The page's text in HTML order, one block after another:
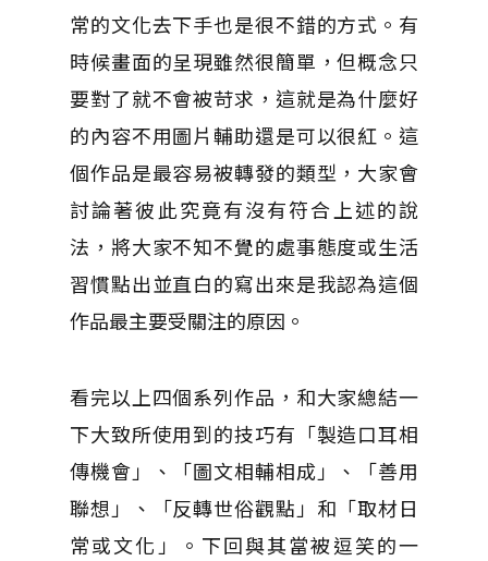
常的文化去下手也是很不錯的方式。有
時候畫面的呈現雖然很簡單，但概念只
要對了就不會被苛求，這就是為什麼好
的內容不用圖片輔助還是可以很紅。這
個作品是最容易被轉發的類型，大家會
討論著彼此究竟有沒有符合上述的說
法，將大家不知不覺的處事態度或生活
習慣點出並直白的寫出來是我認為這個
作品最主要受關注的原因。
看完以上四個系列作品，和大家總結一
下大致所使用到的技巧有「製造口耳相
傳機會」、「圖文相輔相成」、「善用
聯想」、「反轉世俗觀點」和「取材日
常或文化」。下回與其當被逗笑的一